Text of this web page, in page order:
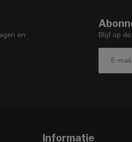
en
Blijf op
Informatie